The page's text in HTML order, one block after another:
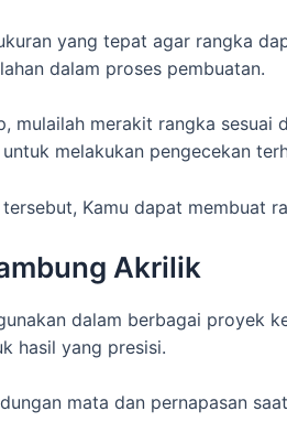
yang tepat agar rangka
dalam proses pembuatan.
mulailah merakit rangka
melakukan pengecekan
Kamu dapat membuat
Akrilik
dalam berbagai proyek
hasil yang presisi.
mata dan pernapasan